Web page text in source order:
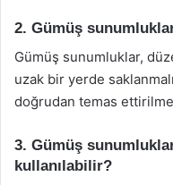
2. Gümüş
Gümüş sunumluklar,
uzak bir yerde
doğrudan temas
3. Gümüş
kullanılabilir?